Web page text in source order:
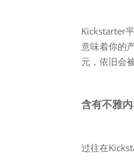
Kickstarter
意味着你的
元，依旧会
含有不雅
过往在